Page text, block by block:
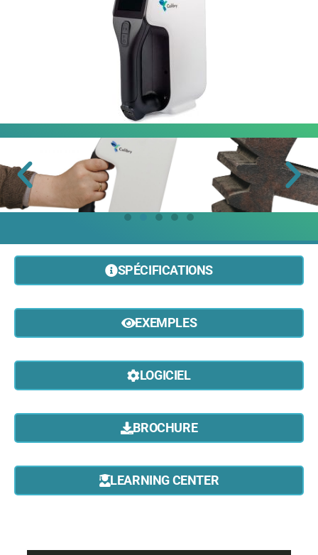
SPÉCIFICATIONS
EXEMPLES
LOGICIEL
BROCHURE
LEARNING CENTER